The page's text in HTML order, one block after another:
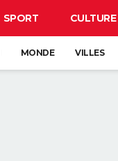
SPORT CULTURE
MONDE VILLES